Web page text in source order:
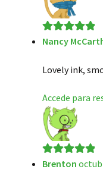
Valorado en5
Nancy
Lovely ink,
Accede para
Valorado en5
Brenton